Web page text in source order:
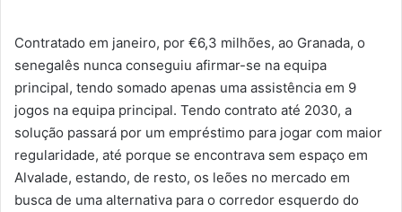
Contratado em janeiro, por €6,3 milhões, ao Granada, o
senegalês nunca conseguiu afirmar-se na equipa
principal, tendo somado apenas uma assistência em 9
jogos na equipa principal. Tendo contrato até 2030, a
solução passará por um empréstimo para jogar com maior
regularidade, até porque se encontrava sem espaço em
Alvalade, estando, de resto, os leões no mercado em
busca de uma alternativa para o corredor esquerdo do